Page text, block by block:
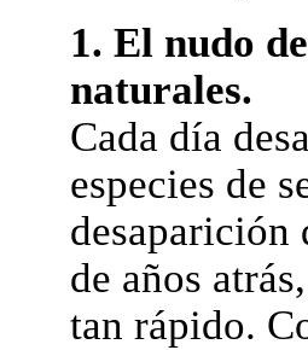
1. El nudo
naturales.
Cada día
especies de
desaparición
de años
tan rápido.